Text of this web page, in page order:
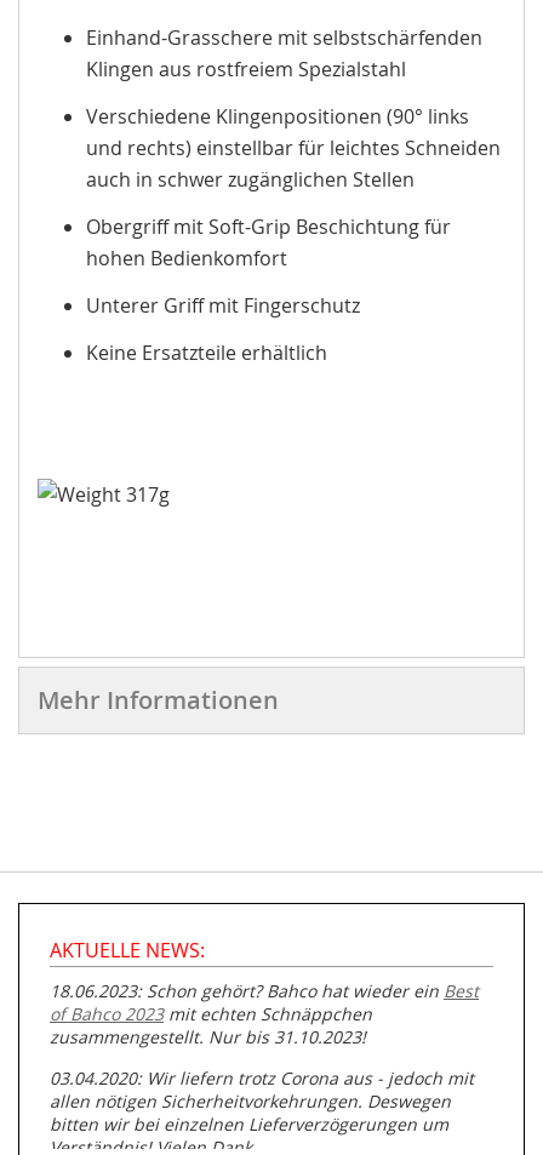
Einhand-Grasschere mit selbstschärfenden
Klingen aus rostfreiem Spezialstahl
Verschiedene Klingenpositionen (90° links
und rechts) einstellbar für leichtes Schneiden
auch in schwer zugänglichen Stellen
Obergriff mit Soft-Grip Beschichtung für
hohen Bedienkomfort
Unterer Griff mit Fingerschutz
Keine Ersatzteile erhältlich
317g
Mehr Informationen
AKTUELLE NEWS:
18.06.2023: Schon gehört? Bahco hat wieder ein Best
of Bahco 2023mit echten Schnäppchen
zusammengestellt. Nur bis 31.10.2023!
03.04.2020: Wir liefern trotz Corona aus - jedoch mit
allen nötigen Sicherheitvorkehrungen. Deswegen
bitten wir bei einzelnen Lieferverzögerungen um
Verständnis! Vielen Dank.